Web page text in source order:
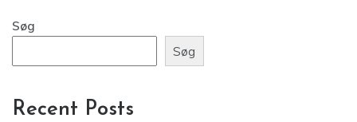
Søg
Søg
Recent Posts